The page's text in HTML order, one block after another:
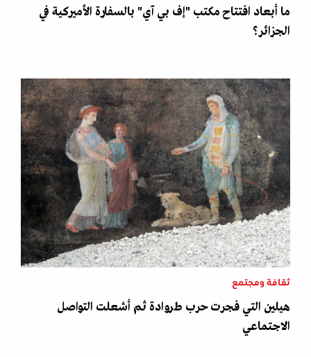
ما أبعاد افتتاح مكتب "إف بي آي" بالسفارة الأميركية في
الجزائر؟
ثقافة ومجتمع
هيلين التي فجرت حرب طروادة ثم أشعلت التواصل
الاجتماعي